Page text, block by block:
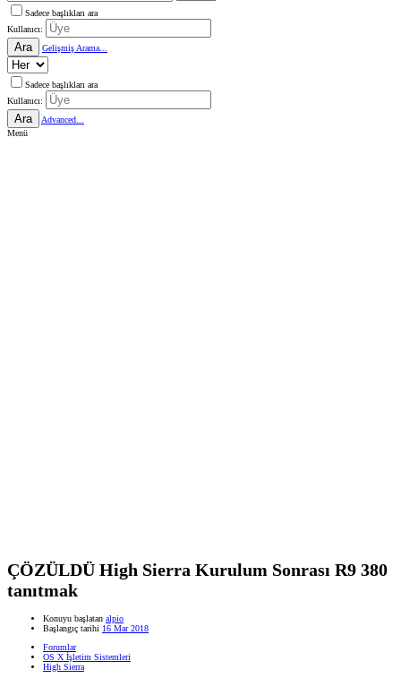
Sadece başlıkları ara
Kullanıcı:
Ara Gelişmiş Arama...
Sadece başlıkları ara
Kullanıcı:
Ara
Advanced...
Menü
ÇÖZÜLDÜ High Sierra Kurulum Sonrası R9 380
tanıtmak
Konuyu başlatan alpio
Başlangıç tarihi 16 Mar 2018
Forumlar
OS X İşletim Sistemleri
High Sierra